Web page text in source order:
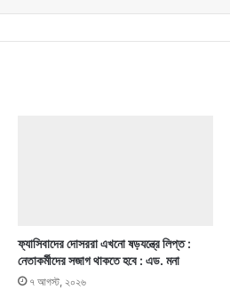
ফ্যাসিবাদের দোসররা এখনো ষড়যন্ত্রে লিপ্ত :
নেতাকর্মীদের সজাগ থাকতে হবে : এড. মনা
৭ আগস্ট, ২০২৬